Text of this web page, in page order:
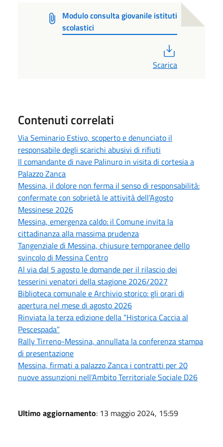
Modulo consulta giovanile istituti
scolastici
Scarica
Contenuti correlati
Via Seminario Estivo, scoperto e denunciato il
responsabile degli scarichi abusivi di rifiuti
Il comandante di nave Palinuro in visita di cortesia a
Palazzo Zanca
Messina, il dolore non ferma il senso di responsabilità:
confermate con sobrietà le attività dell’Agosto
Messinese 2026
Messina, emergenza caldo: il Comune invita la
cittadinanza alla massima prudenza
Tangenziale di Messina, chiusure temporanee dello
svincolo di Messina Centro
Al via dal 5 agosto le domande per il rilascio dei
tesserini venatori della stagione 2026/2027
Biblioteca comunale e Archivio storico: gli orari di
apertura nel mese di agosto 2026
Rinviata la terza edizione della “Historica Caccia al
Pescespada”
Rally Tirreno-Messina, annullata la conferenza stampa
di presentazione
Messina, firmati a palazzo Zanca i contratti per 20
nuove assunzioni nell’Ambito Territoriale Sociale D26
Ultimo aggiornamento: 13 maggio 2024, 15:59